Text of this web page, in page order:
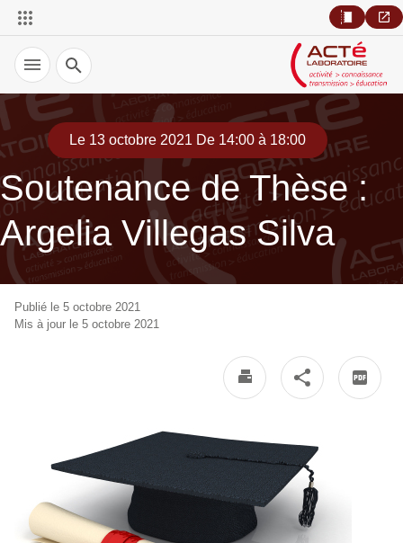
Recherche
Le 13 octobre 2021 De 14:00 à 18:00
Soutenance de Thèse :
Argelia Villegas Silva
Publié le 5 octobre 2021
Mis à jour le 5 octobre 2021